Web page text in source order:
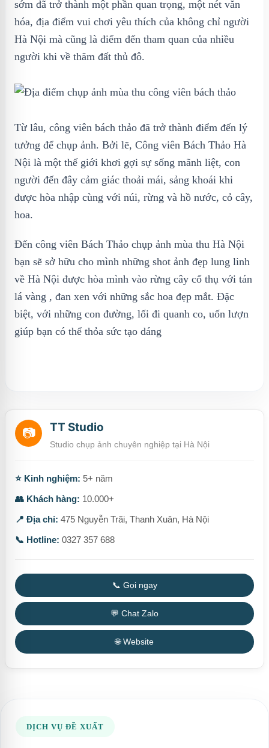
sớm đã trở thành một phần quan trọng, một nét văn
hóa, địa điểm vui chơi yêu thích của không chỉ người
Hà Nội mà cũng là điểm đến tham quan của nhiều
người khi về thăm đất thủ đô.
Từ lâu, công viên bách thảo đã trở thành điểm đến lý
tưởng để chụp ảnh. Bởi lẽ, Công viên Bách Thảo Hà
Nội là một thế giới khơi gợi sự sống mãnh liệt, con
người đến đây cảm giác thoải mái, sảng khoái khi
được hòa nhập cùng với núi, rừng và hồ nước, cỏ cây,
hoa.
Đến công viên Bách Thảo chụp ảnh mùa thu Hà Nội
bạn sẽ sở hữu cho mình những shot ảnh đẹp lung linh
về Hà Nội được hòa mình vào rừng cây cổ thụ với tán
lá vàng , đan xen với những sắc hoa đẹp mắt. Đặc
biệt, với những con đường, lối đi quanh co, uốn lượn
giúp bạn có thể thỏa sức tạo dáng
📷 TT Studio
Studio chụp ảnh chuyên nghiệp tại Hà Nội
⭐ Kinh nghiệm: 5+ năm
👥 Khách hàng: 10.000+
📍 Địa chỉ: 475 Nguyễn Trãi, Thanh Xuân, Hà Nội
📞 Hotline: 0327 357 688
📞 Gọi ngay
💬 Chat Zalo
🌐 Website
DỊCH VỤ ĐỀ XUẤT